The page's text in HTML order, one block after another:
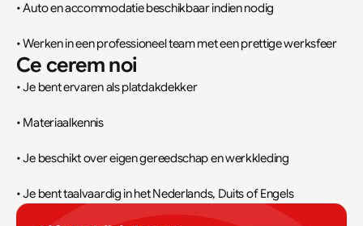
• Auto en accommodatie beschikbaar indien nodig
• Werken in een professioneel team met een prettige werksfeer
Ce cerem noi
• Je bent ervaren als platdakdekker
• Materiaalkennis
• Je beschikt over eigen gereedschap en werkkleding
• Je bent taalvaardig in het Nederlands, Duits of Engels